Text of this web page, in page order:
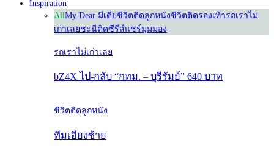
Inspiration
AllMy Dear มีเดียชีวิตติดลูกหนังชีวิตติดรองเท้ารถเราไม่
เก่าเลยชะนีติดซีรีส์แชร์มุมมอง
รถเราไม่เก่าเลย
bZ4X ไป-กลับ “กทม. – บุรีรัมย์” 640 บาท
ชีวิตติดลูกหนัง
ทีมเอียงซ้าย